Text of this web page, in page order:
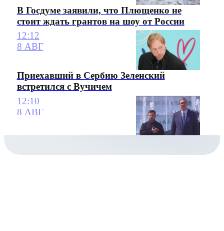
В Госдуме заявили, что Плющенко не
стоит ждать грантов на шоу от России
12:12
8 АВГ
Приехавший в Сербию Зеленский
встретился с Вучичем
12:10
8 АВГ